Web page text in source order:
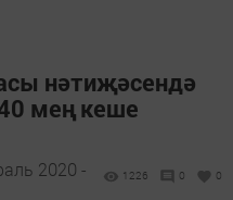
нәтиҗәсендә
мең кеше
2020 -
1226 0 0